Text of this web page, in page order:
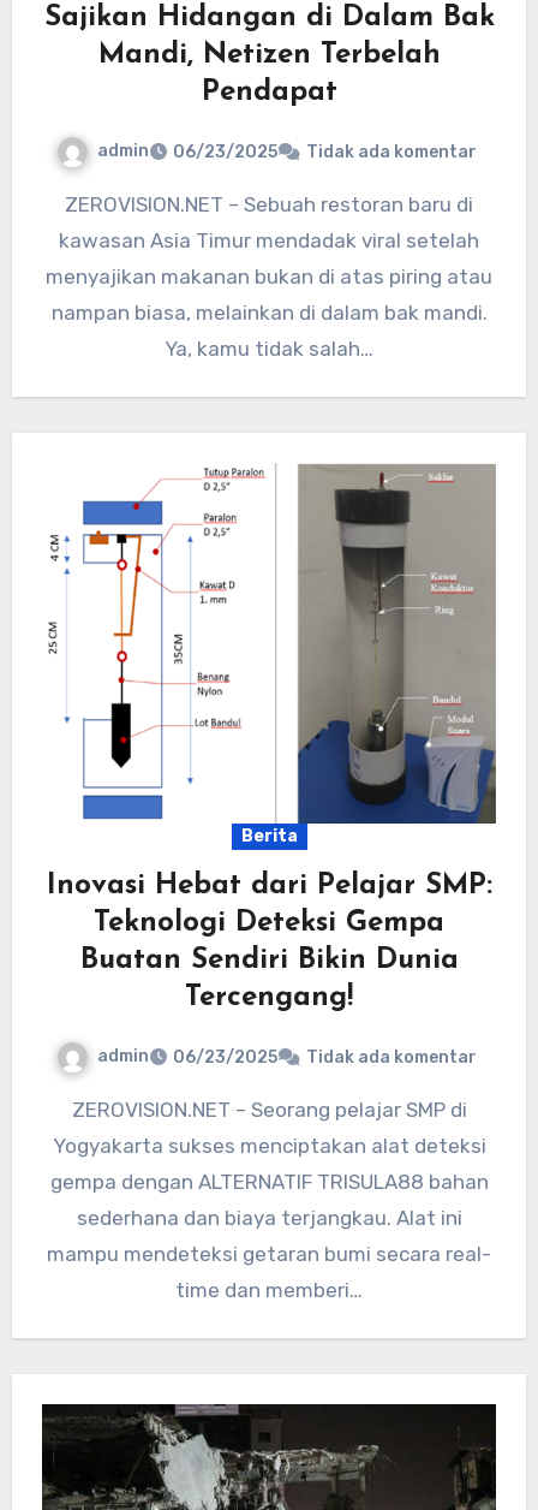
Sajikan Hidangan di Dalam Bak
Mandi, Netizen Terbelah
Pendapat
admin 06/23/2025 Tidak ada komentar
ZEROVISION.NET – Sebuah restoran baru di
kawasan Asia Timur mendadak viral setelah
menyajikan makanan bukan di atas piring atau
nampan biasa, melainkan di dalam bak mandi.
Ya, kamu tidak salah…
Berita
Inovasi Hebat dari Pelajar SMP:
Teknologi Deteksi Gempa
Buatan Sendiri Bikin Dunia
Tercengang!
admin 06/23/2025 Tidak ada komentar
ZEROVISION.NET – Seorang pelajar SMP di
Yogyakarta sukses menciptakan alat deteksi
gempa dengan ALTERNATIF TRISULA88 bahan
sederhana dan biaya terjangkau. Alat ini
mampu mendeteksi getaran bumi secara real-
time dan memberi…